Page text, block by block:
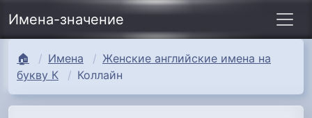
Имена-значение
🏠 Имена
Женские английские имена на
букву К
Коллайн